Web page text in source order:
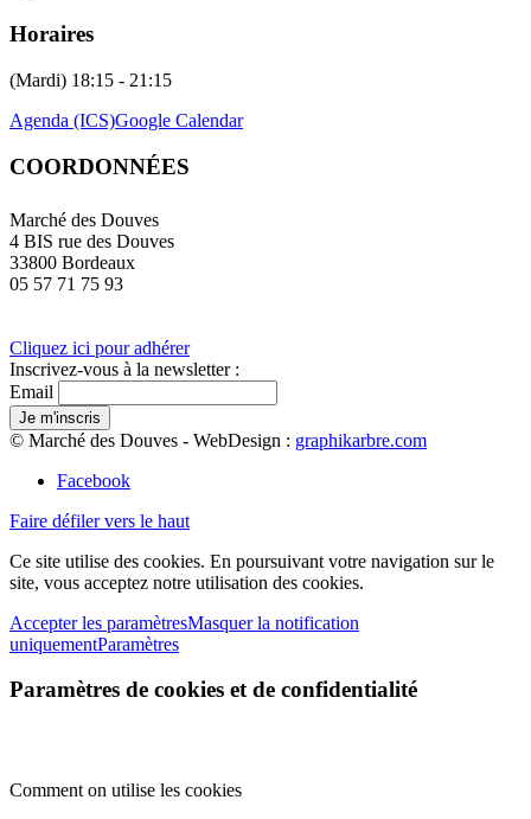
Horaires
(Mardi) 18:15 - 21:15
Agenda (ICS)Google Calendar
COORDONNÉES
Marché des Douves
4 BIS rue des Douves
33800 Bordeaux
05 57 71 75 93
Cliquez ici pour adhérer
Inscrivez-vous à la newsletter :
Email
© Marché des Douves - WebDesign : graphikarbre.com
Facebook
Faire défiler vers le haut
Ce site utilise des cookies. En poursuivant votre navigation sur le
site, vous acceptez notre utilisation des cookies.
Accepter les paramètresMasquer la notification
uniquementParamètres
Paramètres de cookies et de confidentialité
Comment on utilise les cookies